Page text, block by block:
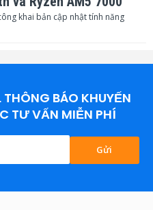
khai bản cập nhật tính năng
BÁO KHUYẾN
TƯ VẤN MIỄN PHÍ
Gửi